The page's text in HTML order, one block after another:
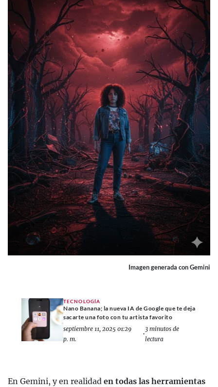
Imagen generada con Gemini
TECNOLOGÍA
Nano Banana; la nueva IA de Google que te deja
sacarte una foto con tu artista favorito
septiembre 11, 2025 01:29
p. m.
•
3 minutos de
lectura
En Gemini, y en realidad en todas las herramientas